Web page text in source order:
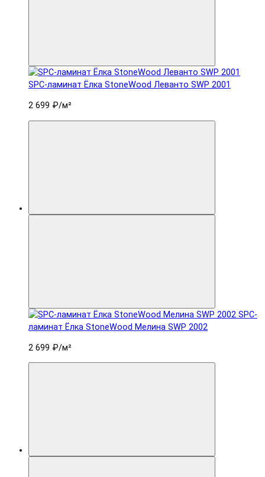
SPC-ламинат Ëлка StoneWood Леванто SWP 2001
2 699 ₽/м²
SPC-
ламинат Ëлка StoneWood Мелина SWP 2002
2 699 ₽/м²